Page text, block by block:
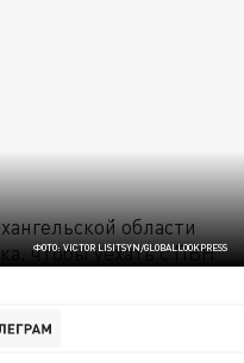
ФОТО: VICTOR LISITSYN/GLOBALLOOKPRESS